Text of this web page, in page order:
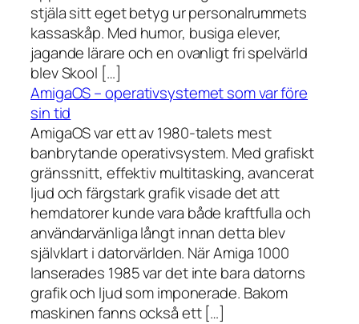
stjäla sitt eget betyg ur personalrummets
kassaskåp. Med humor, busiga elever,
jagande lärare och en ovanligt fri spelvärld
blev Skool […]
AmigaOS – operativsystemet som var före
sin tid
AmigaOS var ett av 1980-talets mest
banbrytande operativsystem. Med grafiskt
gränssnitt, effektiv multitasking, avancerat
ljud och färgstark grafik visade det att
hemdatorer kunde vara både kraftfulla och
användarvänliga långt innan detta blev
självklart i datorvärlden. När Amiga 1000
lanserades 1985 var det inte bara datorns
grafik och ljud som imponerade. Bakom
maskinen fanns också ett […]